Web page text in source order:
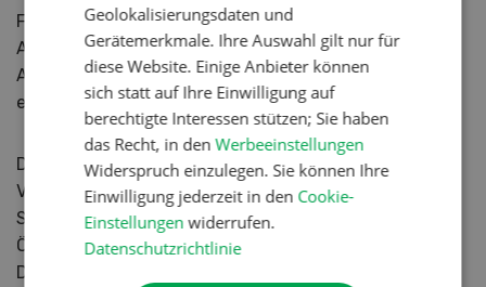
Für alle Bio-Ölsaaten gilt eine strenge
Anbauvertragspflicht mit den Sammelstellen.
Ausgewählte Sammelstellen im System Maxi erhalten
eine Zuteilungsmenge und vergeben Anbauverträge.
Der Raps, als wertvolle Ölsaat, wird im System Maxi im
Vertragsanbau weitergeführt, jedoch soll der Bio-
Sonnenblumenanbau in Koordination mit den
Ölsaatenkunden besonders stark gefördert werden.
Die Sonnenblume erweist sich im Bio-Landbau im
Geolokalisierungsdaten und
Gerätemerkmale. Ihre Auswahl gilt nur für
diese Website. Einige Anbieter können
sich statt auf Ihre Einwilligung auf
berechtigte Interessen stützen; Sie haben
das Recht, in denWerbeeinstellungen
Widerspruch einzulegen. Sie können Ihre
Einwilligung jederzeit in den Cookie-
Einstellungen widerrufen.
Datenschutzrichtlinie